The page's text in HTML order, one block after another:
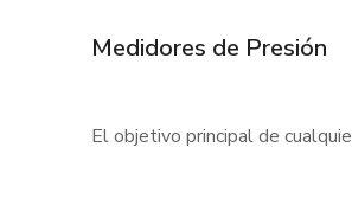
Medidores de Presión
El objetivo principal de